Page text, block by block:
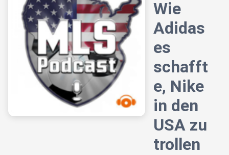
Wie
Adidas
es
schafft
e, Nike
in den
USA zu
trollen